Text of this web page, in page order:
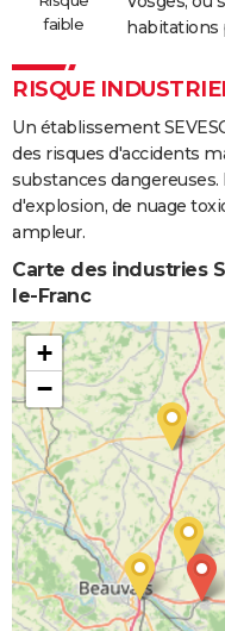
faible
habitations
RISQUE
Un établissement
des risques d'accidents
substances
d'explosion, de nuage
ampleur.
Carte des industries
le-Franc
+
−